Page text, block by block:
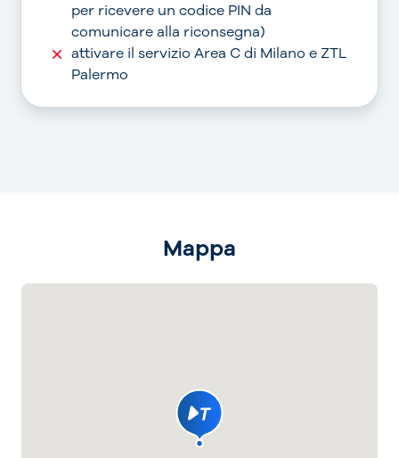
per ricevere un codice PIN da
comunicare alla riconsegna)
attivare il servizio Area C di Milano e ZTL
Palermo
Mappa